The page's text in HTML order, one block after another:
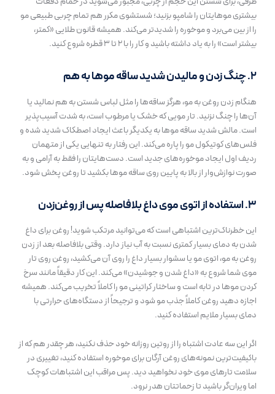
بیشتری موهایتان را شامپو بزنید؛ شستشوی مکرر هم تمام چربی طبیعی مو
را از بین می‌برد و موخوره را شدیدتر می‌کند. همیشه قانون طلایی «کمتر،
بیشتر است» را به یاد داشته باشید و کار را با ۲ تا ۳ قطره شروع کنید.
۲. چنگ زدن و مالیدن شدید ساقه موها به هم
هنگام زدن روغن به مو، هرگز ساقه‌ها را مثل لباس شستن به هم نمالید یا
آن‌ها را چنگ نزنید. تار مویی که خشک یا مرطوب است، به شدت آسیب‌پذیر
است. مالش شدید ساقه موها به یکدیگر باعث ایجاد اصطکاک شدید شده و
فلس‌های کوتیکول مو را پاره می‌کند. این رفتار به تنهایی یکی از متهمان
ردیف اول ایجاد موخوره‌های جدید است. دست‌هایتان را فقط به آرامی و به
صورت نوازش‌وار از بالا به پایین روی ساقه موها بکشید تا روغن پخش شود.
۳. استفاده از اتوی موی داغ بلافاصله پس از روغن‌زدن
این خطرناک‌ترین اشتباهی است که می‌توانید مرتکب شوید! روغن برای داغ
شدن به دمای بسیار کمتری نسبت به آب نیاز دارد. وقتی بلافاصله بعد از زدن
روغن به مو، اتوی مو یا سشوار بسیار داغ را روی آن می‌کشید، روغن روی تار
موی شما شروع به «داغ شدن و جوشیدن» می‌کند. این کار دقیقاً مانند سرخ
کردن موها در تابه است و ساختار کراتینی مو را کاملاً تخریب می‌کند. همیشه
اجازه دهید روغن کاملاً جذب مو شود و ترجیحاً از دستگاه‌های حرارتی با
دمای بسیار ملایم استفاده کنید.
اگر این سه عادت اشتباه را از روتین روزانه خود حذف نکنید، هر چقدر هم که از
باکیفیت‌ترین نمونه‌های روغن آرگان برای موخوره استفاده کنید، تغییری در
سلامت تارهای موی خود نخواهید دید. پس مراقب این اشتباهات کوچک
اما ویران‌گر باشید تا زحماتتان هدر نرود.